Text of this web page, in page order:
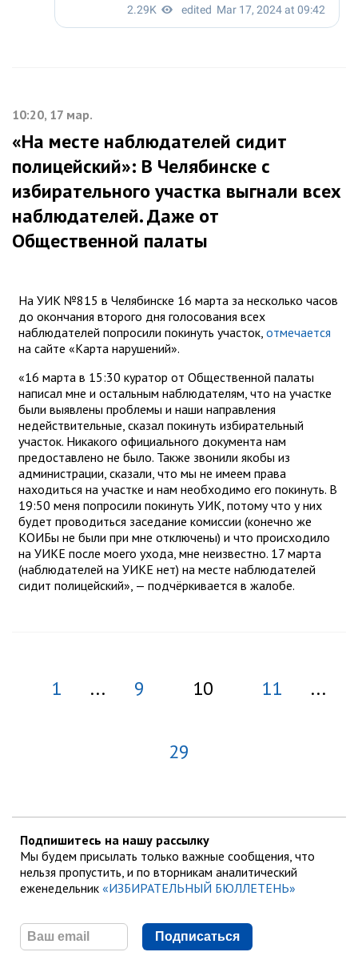
10:20, 17 мар.
«На месте наблюдателей сидит
полицейский»: В Челябинске с
избирательного участка выгнали всех
наблюдателей. Даже от
Общественной палаты
На УИК №815 в Челябинске 16 марта за несколько часов
до окончания второго дня голосования всех
наблюдателей попросили покинуть участок, отмечается
на сайте «Карта нарушений».
«16 марта в 15:30 куратор от Общественной палаты
написал мне и остальным наблюдателям, что на участке
были выявлены проблемы и наши направления
недействительные, сказал покинуть избирательный
участок. Никакого официального документа нам
предоставлено не было. Также звонили якобы из
администрации, сказали, что мы не имеем права
находиться на участке и нам необходимо его покинуть. В
19:50 меня попросили покинуть УИК, потому что у них
будет проводиться заседание комиссии (конечно же
КОИБы не были при мне отключены) и что происходило
на УИКЕ после моего ухода, мне неизвестно. 17 марта
(наблюдателей на УИКЕ нет) на месте наблюдателей
сидит полицейский», — подчёркивается в жалобе.
1 ... 9 10 11 ...
29
Подпишитесь на нашу рассылку
Мы будем присылать только важные сообщения, что
нельзя пропустить, и по вторникам аналитический
еженедельник «ИЗБИРАТЕЛЬНЫЙ БЮЛЛЕТЕНЬ»
Подписаться